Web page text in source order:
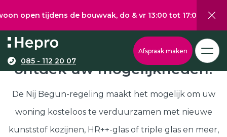
tijdens de bouwvak, do & vr 13:00 tot 17:00, za 10:00 tot
085 - 112 20 07
Afspraak maken
Nij Begun subsidie in 9865,
ontdek uw mogelijkheden!
De Nij Begun-regeling maakt het mogelijk om uw
woning kosteloos te verduurzamen met nieuwe
kunststof kozijnen, HR++-glas of triple glas en meer,
Wat wilt u graag verduurzamen?
Via onze configurator berekent u eenvoudig een
richtprijs voor uw kunststof kozijnen, -deuren, of
schuifpuien.
Samenstellen
Kunststof kozijnen
Kunststof deuren
Kunststof schuifpuien
Isolatie